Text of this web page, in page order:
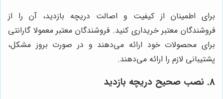
برای اطمینان از کیفیت و اصالت دریچه بازدید، آن را از
فروشندگان معتبر خریداری کنید. فروشندگان معتبر معمولا گارانتی
برای محصولات خود ارائه می‌دهند و در صورت بروز مشکل،
پشتیبانی لازم را ارائه می‌دهند.
8. نصب صحیح دریچه بازدید